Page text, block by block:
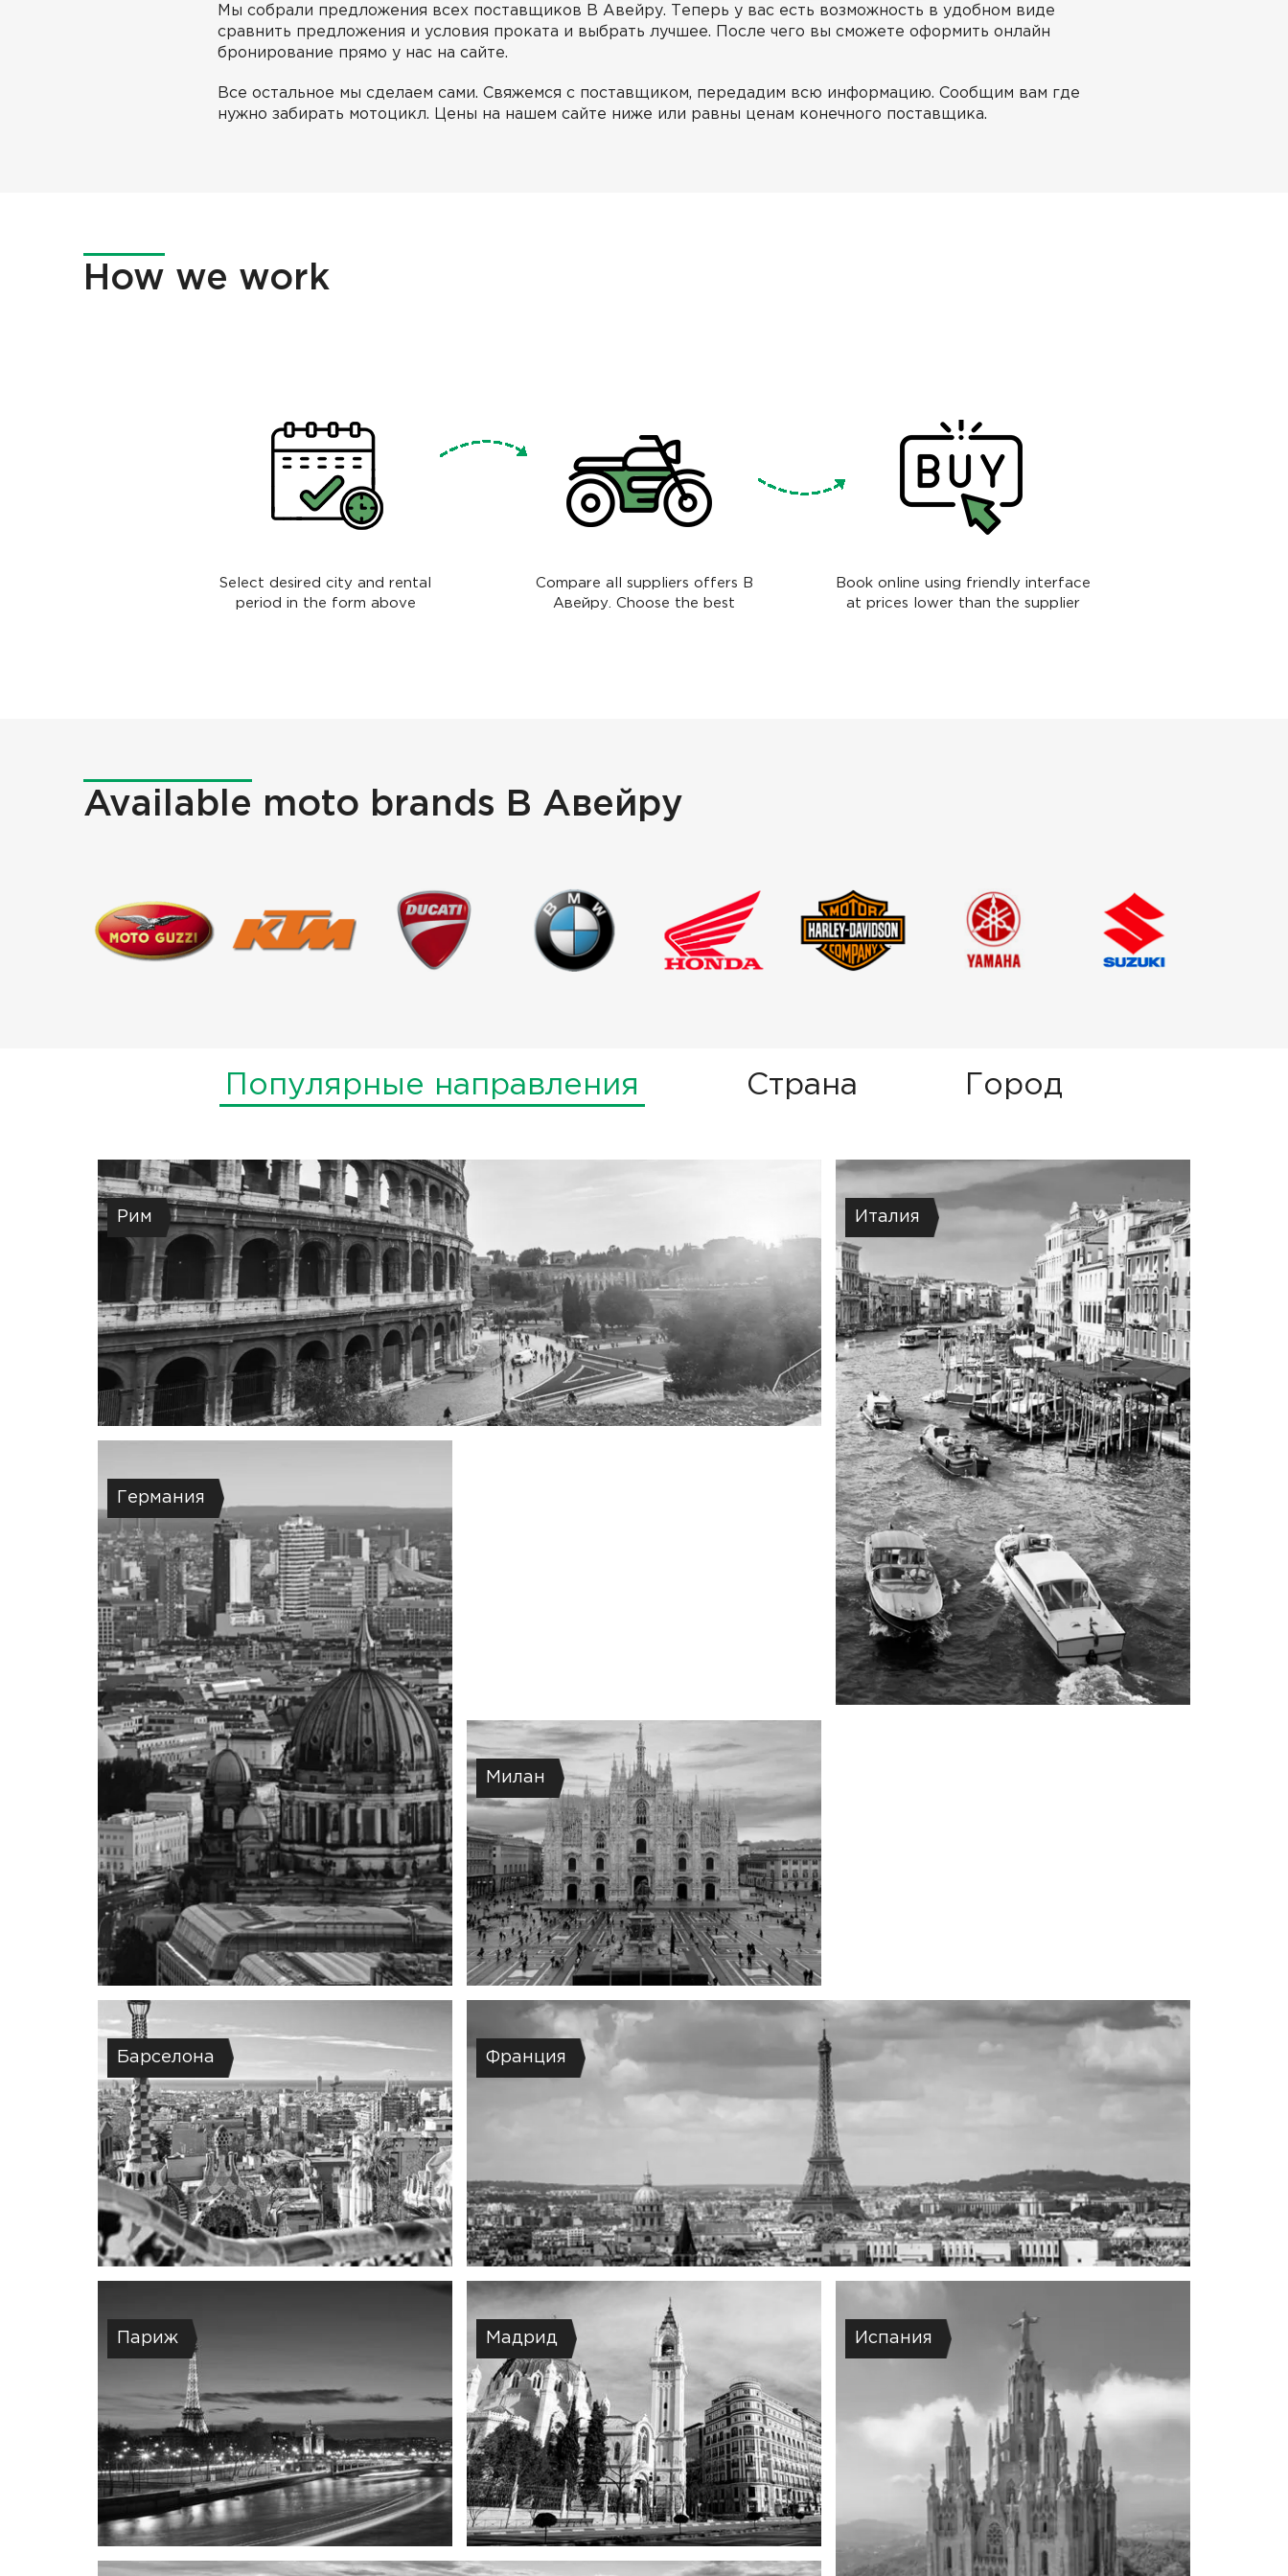
Мы собрали предложения всех поставщиков В Авейру. Теперь у вас есть возможность в удобном виде
сравнить предложения и условия проката и выбрать лучшее. После чего вы сможете оформить онлайн
бронирование прямо у нас на сайте.
Все остальное мы сделаем сами. Cвяжемся с поставщиком, передадим всю информацию. Сообщим вам где
нужно забирать мотоцикл. Цены на нашем сайте ниже или равны ценам конечного поставщика.
How we work
Select desired city and rental
period in the form above
Compare all suppliers offers В
Авейру. Choose the best
Book online using friendly interface
at prices lower than the supplier
Available moto brands В Авейру
Популярные направления Страна Город
Испания
Мадрид
Париж
Франция
Барселона
Милан
Германия
Италия
Рим